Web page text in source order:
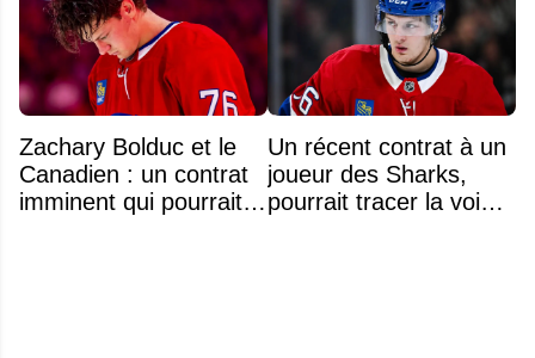
Zachary Bolduc et le
Canadien : un contrat
imminent qui pourrait
Un récent contrat à un
joueur des Sharks,
pourrait tracer la voie à